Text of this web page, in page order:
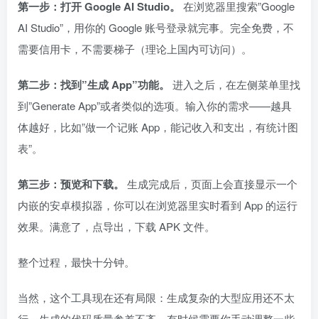
第一步：打开 Google AI Studio。
在浏览器里搜索”Google
AI Studio”，用你的 Google 账号登录就完事。完全免费，不
需要信用卡，不需要梯子（理论上国内可访问）。
第二步：找到”生成 App”功能。
进入之后，在左侧菜单里找
到”Generate App”或者类似的选项。输入你的需求——越具
体越好，比如”做一个记账 App，能记收入和支出，有统计图
表”。
第三步：预览和下载。
生成完成后，页面上会直接显示一个
内嵌的安卓模拟器，你可以在浏览器里实时看到 App 的运行
效果。满意了，点导出，下载 APK 文件。
整个过程，最快十分钟。
当然，这个工具现在还有局限：生成复杂的大型应用还不太